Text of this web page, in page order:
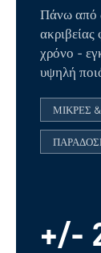
Πάνω από
χρόνο -
υψηλή
ΜΙΚΡΈΣ
+/-